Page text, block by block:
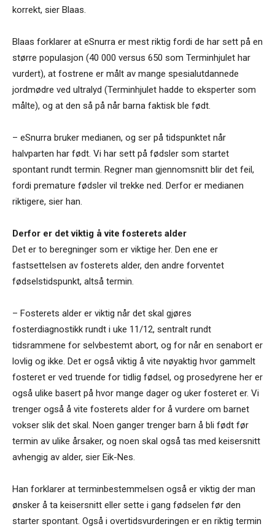
korrekt, sier Blaas.
Blaas forklarer at eSnurra er mest riktig fordi de har sett på en
større populasjon (40 000 versus 650 som Terminhjulet har
vurdert), at fostrene er målt av mange spesialutdannede
jordmødre ved ultralyd (Terminhjulet hadde to eksperter som
målte), og at den så på når barna faktisk ble født.
– eSnurra bruker medianen, og ser på tidspunktet når
halvparten har født. Vi har sett på fødsler som startet
spontant rundt termin. Regner man gjennomsnitt blir det feil,
fordi premature fødsler vil trekke ned. Derfor er medianen
riktigere, sier han.
Derfor er det viktig å vite fosterets alder
Det er to beregninger som er viktige her. Den ene er
fastsettelsen av fosterets alder, den andre forventet
fødselstidspunkt, altså termin.
– Fosterets alder er viktig når det skal gjøres
fosterdiagnostikk rundt i uke 11/12, sentralt rundt
tidsrammene for selvbestemt abort, og for når en senabort er
lovlig og ikke. Det er også viktig å vite nøyaktig hvor gammelt
fosteret er ved truende for tidlig fødsel, og prosedyrene her er
også ulike basert på hvor mange dager og uker fosteret er. Vi
trenger også å vite fosterets alder for å vurdere om barnet
vokser slik det skal. Noen ganger trenger barn å bli født før
termin av ulike årsaker, og noen skal også tas med keisersnitt
avhengig av alder, sier Eik-Nes.
Han forklarer at terminbestemmelsen også er viktig der man
ønsker å ta keisersnitt eller sette i gang fødselen før den
starter spontant. Også i overtidsvurderingen er en riktig termin